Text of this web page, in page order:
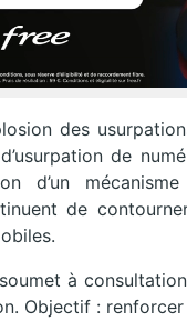
des
de
d’un
de
à
Objectif :